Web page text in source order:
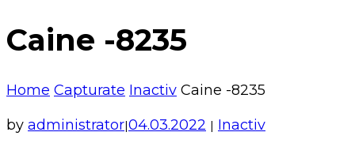
Caine -8235
Home Capturate Inactiv Caine -8235
by administrator|04.03.2022 | Inactiv